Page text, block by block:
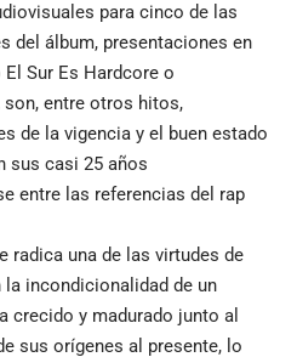
para cinco de las
del álbum, presentaciones en
Sur Es Hardcore o
son, entre otros hitos,
de la vigencia y el buen estado
sus casi 25 años
entre las referencias del rap
radica una de las virtudes de
la incondicionalidad de un
crecido y madurado junto al
sus orígenes al presente, lo